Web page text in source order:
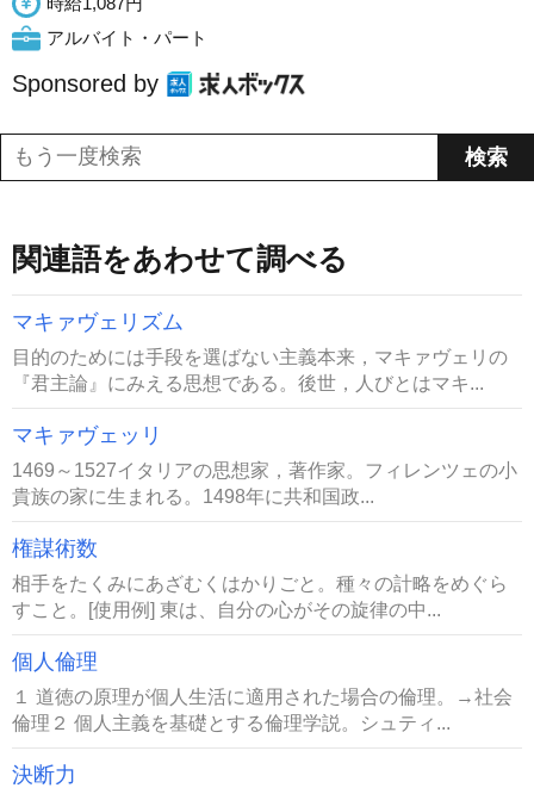
アルバイト・パート
Sponsored by
関連語をあわせて調べる
マキァヴェリズム
目的のためには手段を選ばない主義本来，マキァヴェリの
『君主論』にみえる思想である。後世，人びとはマキ...
マキァヴェッリ
1469～1527イタリアの思想家，著作家。フィレンツェの小
貴族の家に生まれる。1498年に共和国政...
権謀術数
相手をたくみにあざむくはかりごと。種々の計略をめぐら
すこと。[使用例] 東は、自分の心がその旋律の中...
個人倫理
１ 道徳の原理が個人生活に適用された場合の倫理。→社会
倫理２ 個人主義を基礎とする倫理学説。シュティ...
決断力